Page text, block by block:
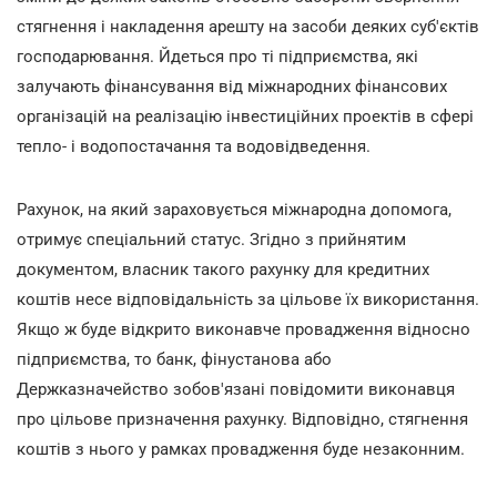
стягнення і накладення арешту на засоби деяких суб'єктів
господарювання. Йдеться про ті підприємства, які
залучають фінансування від міжнародних фінансових
організацій на реалізацію інвестиційних проектів в сфері
тепло- і водопостачання та водовідведення.
Рахунок, на який зараховується міжнародна допомога,
отримує спеціальний статус. Згідно з прийнятим
документом, власник такого рахунку для кредитних
коштів несе відповідальність за цільове їх використання.
Якщо ж буде відкрито виконавче провадження відносно
підприємства, то банк, фінустанова або
Держказначейство зобов'язані повідомити виконавця
про цільове призначення рахунку. Відповідно, стягнення
коштів з нього у рамках провадження буде незаконним.